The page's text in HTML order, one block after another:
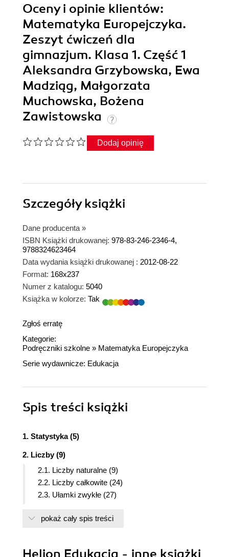
Oceny i opinie klientów:
Matematyka Europejczyka.
Zeszyt ćwiczeń dla
gimnazjum. Klasa 1. Część 1
Aleksandra Grzybowska, Ewa
Madziąg, Małgorzata
Muchowska, Bożena
Zawistowska
Dodaj opinię
Szczegółyksiążki
Dane producenta »
ISBN Książki drukowanej: 978-83-246-2346-4,
9788324623464
Data wydania książki drukowanej : 2012-08-22
Format: 168x237
Numer z katalogu: 5040
Książka w kolorze: Tak
Zgłoś erratę
Kategorie:
Podręczniki szkolne » Matematyka Europejczyka
Serie wydawnicze: Edukacja
Spis treści książki
1. Statystyka (5)
2. Liczby (9)
2.1. Liczby naturalne (9)
2.2. Liczby całkowite (24)
2.3. Ułamki zwykłe (27)
2.5. Działania na liczbach (39)
3.1. Podstawowe pojęcia geometrii płaskiej (43)
pokaż cały spis treści
Helion Edukacja - inne książki